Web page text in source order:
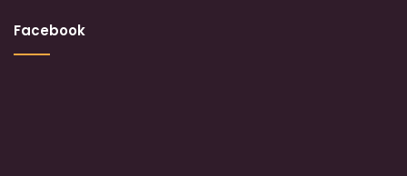
Facebook